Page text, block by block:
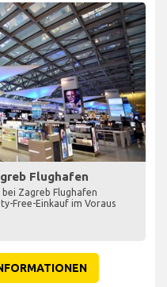
Flughafen
bei Zagreb Flughafen
Free-Einkauf im Voraus